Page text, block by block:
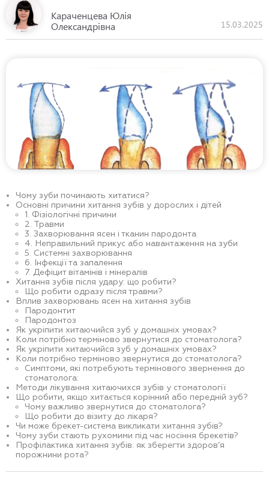
Караченцева Юлія
Олександрівна
15.03.2025
Чому зуби починають хитатися?
Основні причини хитання зубів у дорослих і дітей
1. Фізіологічні причини
2. Травми
3. Захворювання ясен і тканин пародонта
4. Неправильний прикус або навантаження на зуби
5. Системні захворювання
6. Інфекції та запалення
7. Дефіцит вітамінів і мінералів
Хитання зубів після удару: що робити?
Що робити одразу після травми?
Вплив захворювань ясен на хитання зубів
Пародонтит
Пародонтоз
Як укріпити хитаючийся зуб у домашніх умовах?
Коли потрібно терміново звернутися до стоматолога?
Як укріпити хитаючийся зуб у домашніх умовах?
Коли потрібно терміново звернутися до стоматолога?
Симптоми, які потребують термінового звернення до
стоматолога:
Методи лікування хитаючихся зубів у стоматології
Що робити, якщо хитається корінний або передній зуб?
Чому важливо звернутися до стоматолога?
Що робити до візиту до лікаря?
Чи може брекет-система викликати хитання зубів?
Чому зуби стають рухомими під час носіння брекетів?
Профілактика хитання зубів: як зберегти здоров’я
порожнини рота?